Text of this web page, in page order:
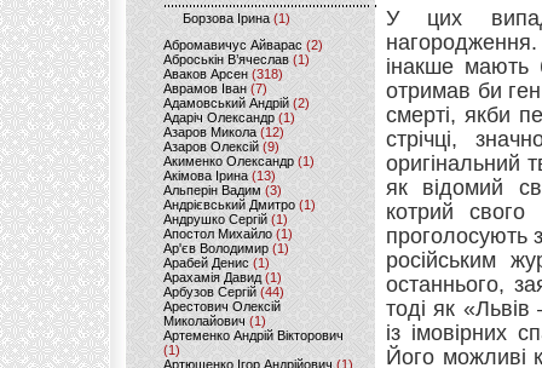
Борзова Ірина(1)
Абромавичус Айварас (2)
Аброськін В’ячеслав(1)
Аваков Арсен (318)
Аврамов Іван (7)
Адамовський Андрій(2)
Адаріч Олександр (1)
Азаров Микола (12)
Азаров Олексій (9)
Акименко Олександр(1)
Акімова Ірина(13)
Альперін Вадим (3)
Андрієвський Дмитро(1)
Андрушко Сергій(1)
Апостол Михайло(1)
Ар'єв Володимир (1)
Арабей Денис(1)
Арахамія Давид (1)
Арбузов Сергій (44)
Арестович Олексій
Миколайович(1)
Артеменко Андрій Вікторович
(1)
Артюшенко Ігор Андрійович(1)
У цих
інакше мають
отримав би
смерті, якби
стрічці,
оригінальний
як відомий
котрий
проголосують
російським
останнього,
тоді як
із імовірних
Його можливі